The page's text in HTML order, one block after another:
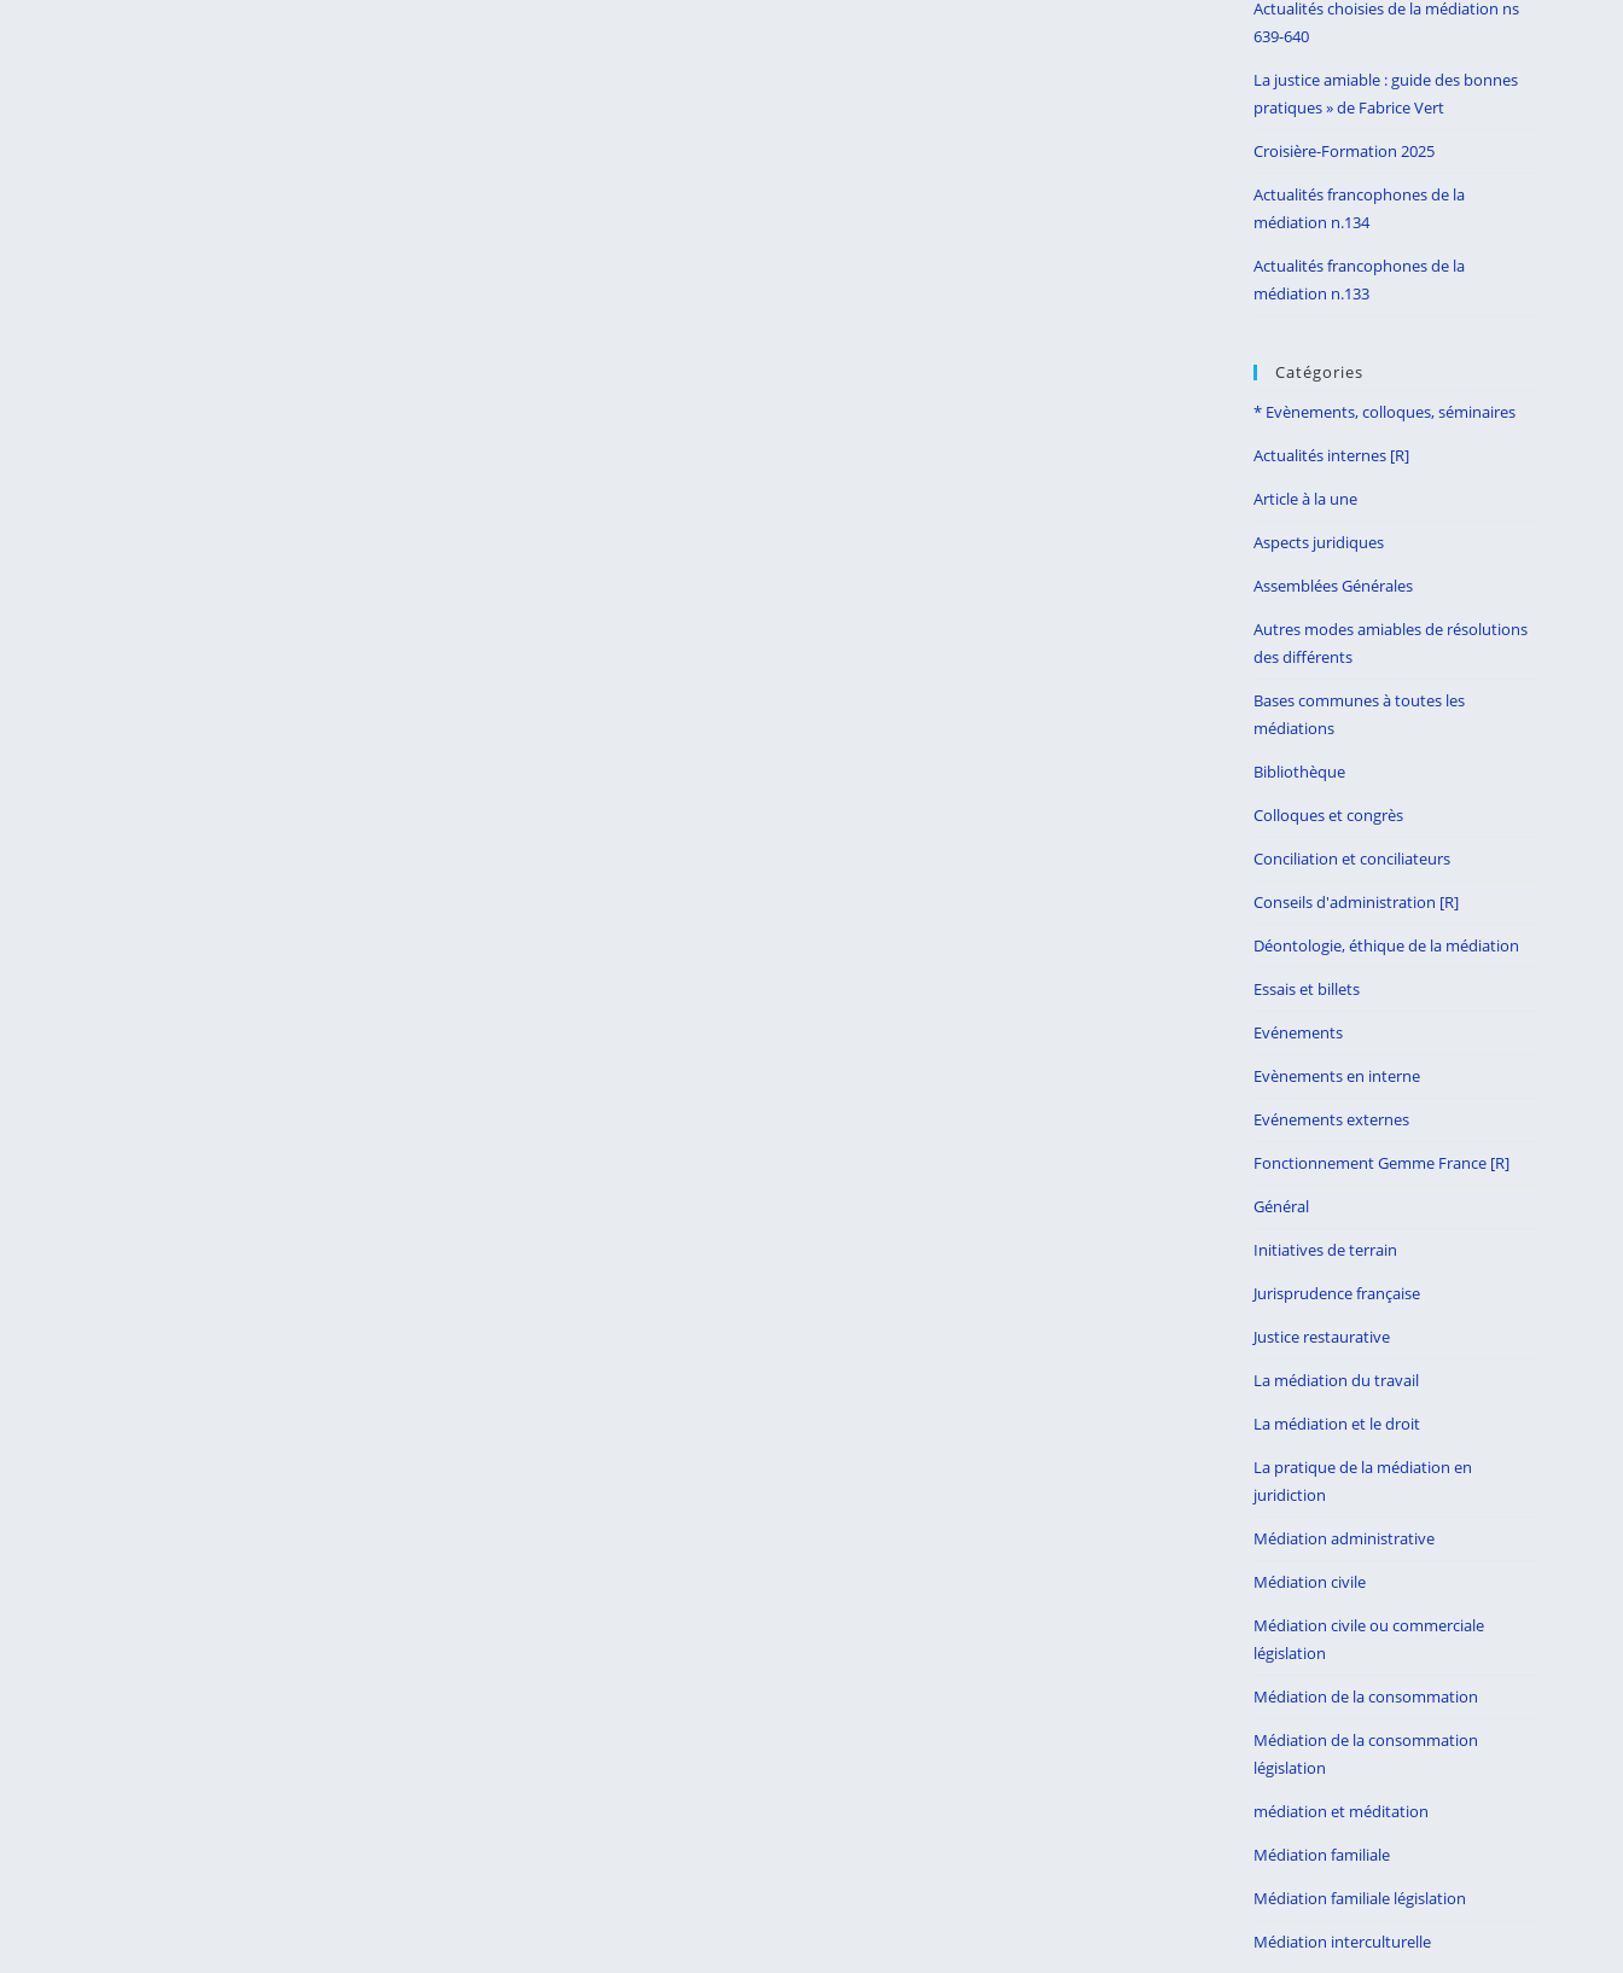
Actualités choisies de la médiation ns
639-640
La justice amiable : guide des bonnes
pratiques » de Fabrice Vert
Croisière-Formation 2025
Actualités francophones de la
médiation n.134
Actualités francophones de la
médiation n.133
Catégories
* Evènements, colloques, séminaires
Actualités internes [R]
Article à la une
Aspects juridiques
Assemblées Générales
Autres modes amiables de résolutions
des différents
Bases communes à toutes les
médiations
Bibliothèque
Colloques et congrès
Conciliation et conciliateurs
Conseils d'administration [R]
Déontologie, éthique de la médiation
Essais et billets
Evénements
Evènements en interne
Evénements externes
Fonctionnement Gemme France [R]
Général
Initiatives de terrain
Jurisprudence française
Justice restaurative
La médiation du travail
La médiation et le droit
La pratique de la médiation en
juridiction
Médiation administrative
Médiation civile
Médiation civile ou commerciale
législation
Médiation de la consommation
Médiation de la consommation
législation
médiation et méditation
Médiation familiale
Médiation familiale législation
Médiation interculturelle